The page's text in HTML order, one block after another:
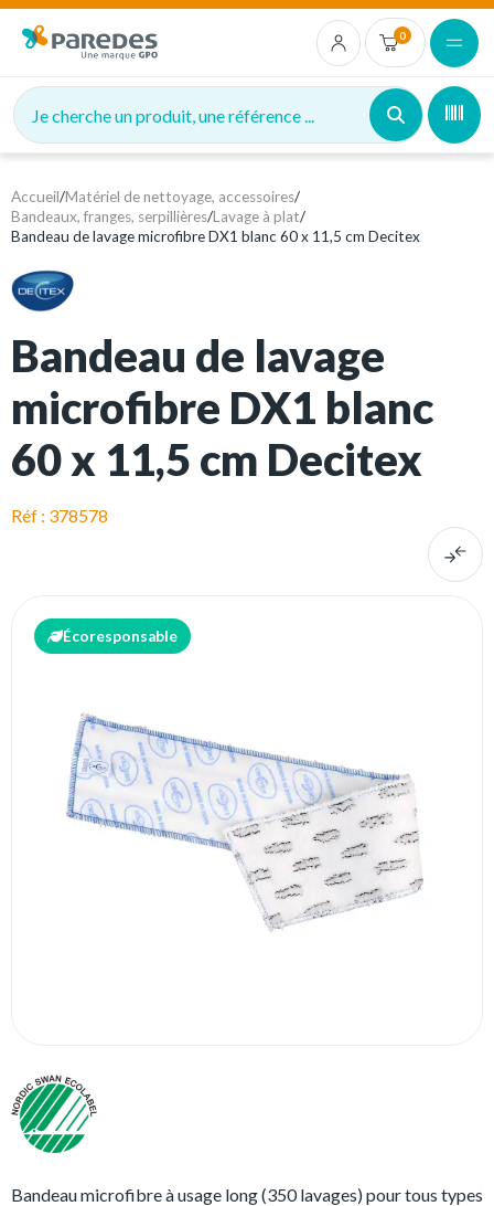
0
Je cherche un produit, une référence ...
Accueil/Matériel de nettoyage, accessoires/
Bandeaux, franges, serpillières/Lavage à plat/
Bandeau de lavage microfibre DX1 blanc 60 x 11,5 cm Decitex
Bandeau de lavage
microfibre DX1 blanc
60 x 11,5 cm Decitex
Réf : 378578
Écoresponsable
Bandeau microfibre à usage long (350 lavages) pour tous types